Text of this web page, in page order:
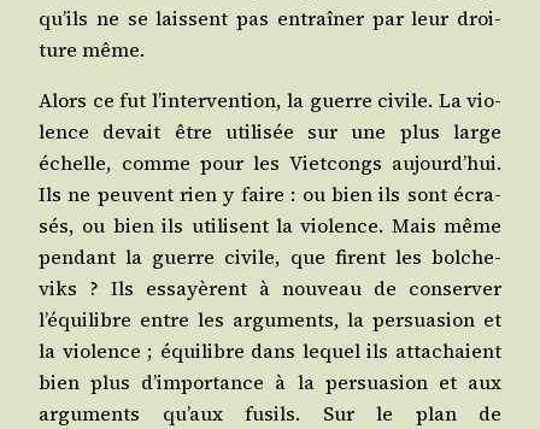
qu’ils ne se laissent pas entraî­ner par leur droi­
ture même.
Alors ce fut l’intervention, la guerre civile. La vio­
lence devait être uti­li­sée sur une plus large
échelle, comme pour les Viet­congs aujourd’hui.
Ils ne peuvent rien y faire : ou bien ils sont écra­
sés, ou bien ils uti­lisent la vio­lence. Mais même
pen­dant la guerre civile, que firent les bol­che­
viks ? Ils essayèrent à nou­veau de conser­ver
l’équilibre entre les argu­ments, la per­sua­sion et
la vio­lence ; équi­libre dans lequel ils atta­chaient
bien plus d’importance à la per­sua­sion et aux
argu­ments qu’aux fusils. Sur le plan de